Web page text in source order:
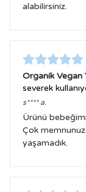
alabilirsiniz.
Organik Vegan
severek
s**** a.
Ürünü
Çok
yaşamadık.